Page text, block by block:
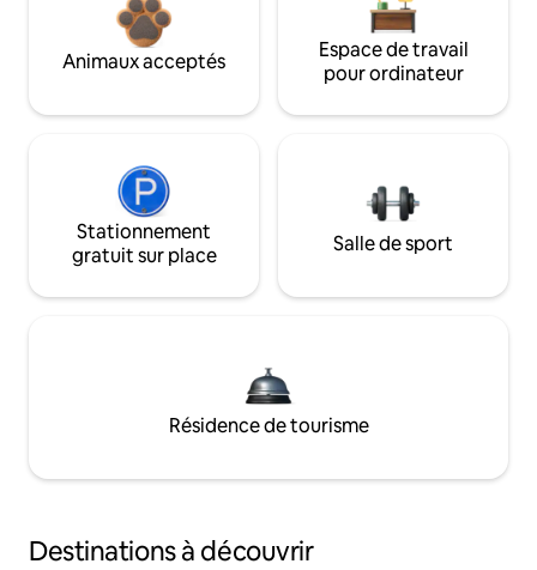
Animaux acceptés
Espace de travail
pour ordinateur
Stationnement
gratuit sur place
Salle de sport
Résidence de tourisme
Destinations à découvrir